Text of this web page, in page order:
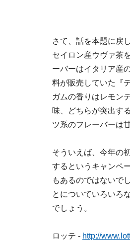
さて、話を本題に戻
セイロン産ウヴァ茶
ーバーはイタリア産
料が販売していた『
ガムの香りはレモン
味、どちらが突出す
ツ系のフレーバーは
そういえば、今年の
するというキャンペ
もあるのではないで
とについていろいろ
でしょう。
ロッテ - http://